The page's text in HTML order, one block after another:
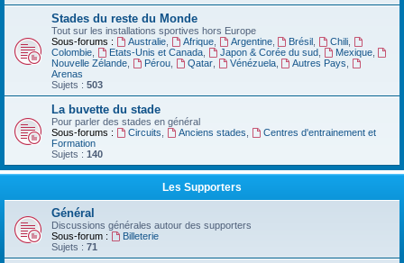
Stades du reste du Monde
Tout sur les installations sportives hors Europe
Sous-forums :
Australie, Afrique, Argentine, Brésil Chili
Colombie
Etats-Unis et Canada, Japon & Corée du sud, Mexique,
Nouvelle Zélande
Pérou, Qatar, Vénézuela, Autres Pays
Arenas
Sujets : 503
La buvette du stade
Pour parler des stades en général
Sous-forums :
Circuits Anciens stades
Centres d'entrainement et
Formation
Sujets : 140
Les Supporters
Général
Discussions générales autour des supporters
Sous-forum :
Billeterie
Sujets : 71